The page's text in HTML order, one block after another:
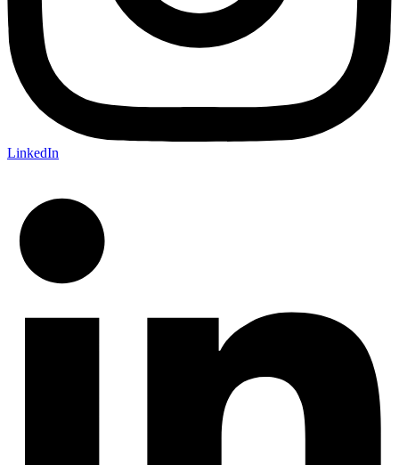
LinkedIn